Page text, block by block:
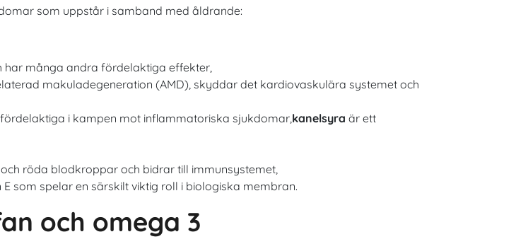
som uppstår i samband med åldrande:
har många andra fördelaktiga effekter,
makuladegeneration (AMD), skyddar det kardiovaskulära systemet och
i kampen mot inflammatoriska sjukdomar,kanelsyra är ett
röda blodkroppar och bidrar till immunsystemet,
som spelar en särskilt viktig roll i biologiska membran.
och omega 3